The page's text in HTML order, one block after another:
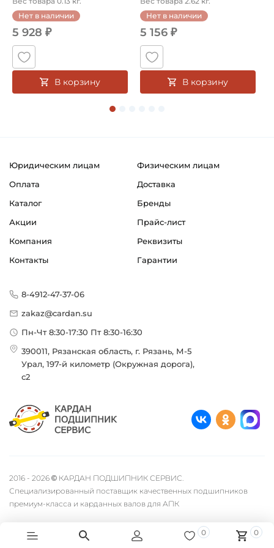
Нет в наличии
5 928 ₽
В корзину
Нет в наличии
5 156 ₽
В корзину
Юридическим лицам
Физическим лицам
Оплата
Доставка
Каталог
Бренды
Акции
Прайс-лист
Компания
Реквизиты
Контакты
Гарантии
8-4912-47-37-06
zakaz@cardan.su
Пн-Чт 8:30-17:30 Пт 8:30-16:30
390011, Рязанская область, г. Рязань, М-5
Урал, 197-й километр (Окружная дорога),
с2
2016 - 2026 © КАРДАН ПОДШИПНИК СЕРВИС.
Специализированный поставщик качественных подшипников
премиум-класса и карданных валов для АПК
0
0
Быстро с 1С-Битрикс